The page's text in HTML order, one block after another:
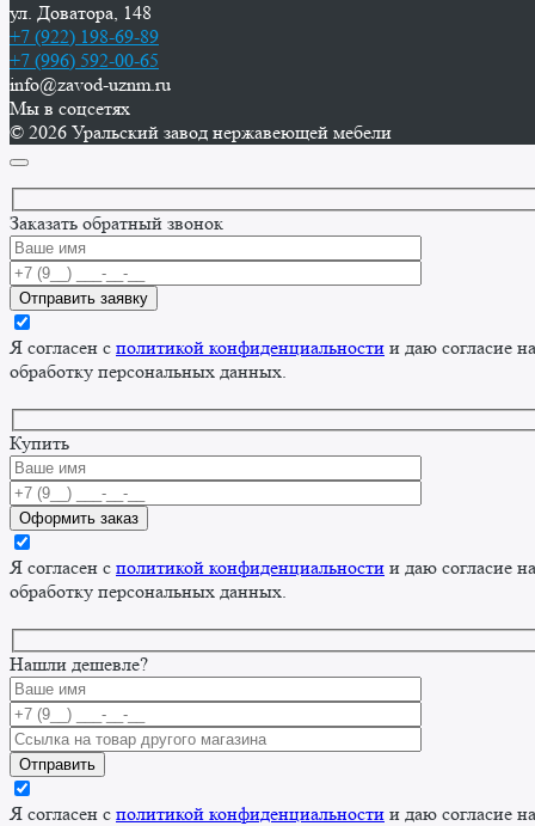
ул. Доватора, 148
+7 (922) 198-69-89
+7 (996) 592-00-65
info@zavod-uznm.ru
Мы в соцсетях
© 2026 Уральский завод нержавеющей мебели
Заказать обратный звонок
Я согласен с политикой конфиденциальности и даю согласие на
обработку персональных данных.
Купить
Я согласен с политикой конфиденциальности и даю согласие на
обработку персональных данных.
Нашли дешевле?
Я согласен с политикой конфиденциальности и даю согласие на